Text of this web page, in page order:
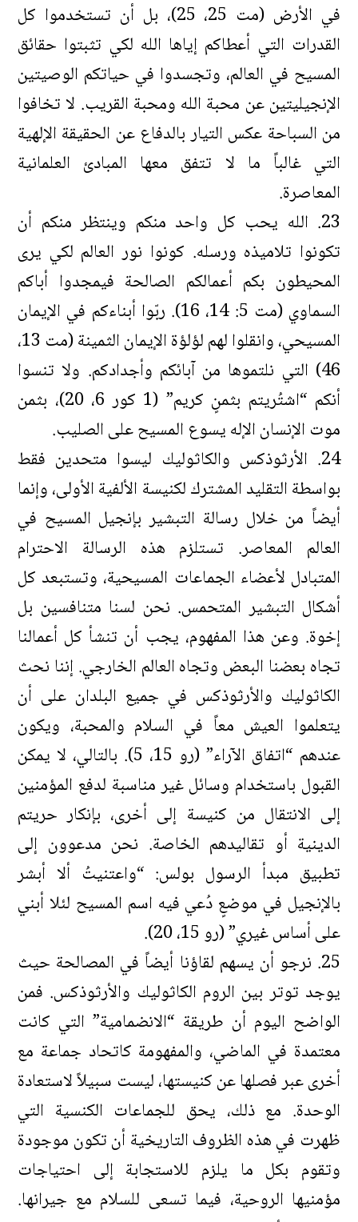
في الأرض (مت 25، 25)، بل أن تستخدموا كل
القدرات التي أعطاكم إياها الله لكي تثبتوا حقائق
المسيح في العالم، وتجسدوا في حياتكم الوصيتين
الإنجيليتين عن محبة الله ومحبة القريب. لا تخافوا
من السباحة عكس التيار بالدفاع عن الحقيقة الإلهية
التي غالباً ما لا تتفق معها المبادئ العلمانية
المعاصرة.
23. الله يحب كل واحد منكم وينتظر منكم أن
تكونوا تلاميذه ورسله. كونوا نور العالم لكي يرى
المحيطون بكم أعمالكم الصالحة فيمجدوا أباكم
السماوي (مت 5: 14، 16). ربّوا أبناءكم في الإيمان
المسيحي، وانقلوا لهم لؤلؤة الإيمان الثمينة (مت 13،
46) التي نلتموها من آبائكم وأجدادكم. ولا تنسوا
أنكم “اشتُريتم بثمنٍ كريم” (1 كور 6، 20)، بثمن
موت الإنسان الإله يسوع المسيح على الصليب.
24. الأرثوذكس والكاثوليك ليسوا متحدين فقط
بواسطة التقليد المشترك لكنيسة الألفية الأولى، وإنما
أيضاً من خلال رسالة التبشير بإنجيل المسيح في
العالم المعاصر. تستلزم هذه الرسالة الاحترام
المتبادل لأعضاء الجماعات المسيحية، وتستبعد كل
أشكال التبشير المتحمس. نحن لسنا متنافسين بل
إخوة. وعن هذا المفهوم، يجب أن تنشأ كل أعمالنا
تجاه بعضنا البعض وتجاه العالم الخارجي. إننا نحث
الكاثوليك والأرثوذكس في جميع البلدان على أن
يتعلموا العيش معاً في السلام والمحبة، ويكون
عندهم “اتفاق الآراء” (رو 15، 5). بالتالي، لا يمكن
القبول باستخدام وسائل غير مناسبة لدفع المؤمنين
إلى الانتقال من كنيسة إلى أخرى، بإنكار حريتم
الدينية أو تقاليدهم الخاصة. نحن مدعوون إلى
تطبيق مبدأ الرسول بولس: “واعتنيتُ ألا أبشر
بالإنجيل في موضعٍ دُعي فيه اسم المسيح لئلا أبني
على أساس غيري” (رو 15، 20).
25. نرجو أن يسهم لقاؤنا أيضاً في المصالحة حيث
يوجد توتر بين الروم الكاثوليك والأرثوذكس. فمن
الواضح اليوم أن طريقة “الانضمامية” التي كانت
معتمدة في الماضي، والمفهومة كاتحاد جماعة مع
أخرى عبر فصلها عن كنيستها، ليست سبيلاً لاستعادة
الوحدة. مع ذلك، يحق للجماعات الكنسية التي
ظهرت في هذه الظروف التاريخية أن تكون موجودة
وتقوم بكل ما يلزم للاستجابة إلى احتياجات
مؤمنيها الروحية، فيما تسعى للسلام مع جيرانها.